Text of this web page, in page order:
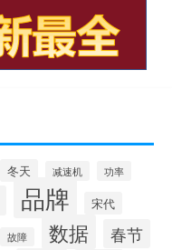
冬天 减速机 功率
品牌 宋代
故障 数据 春节